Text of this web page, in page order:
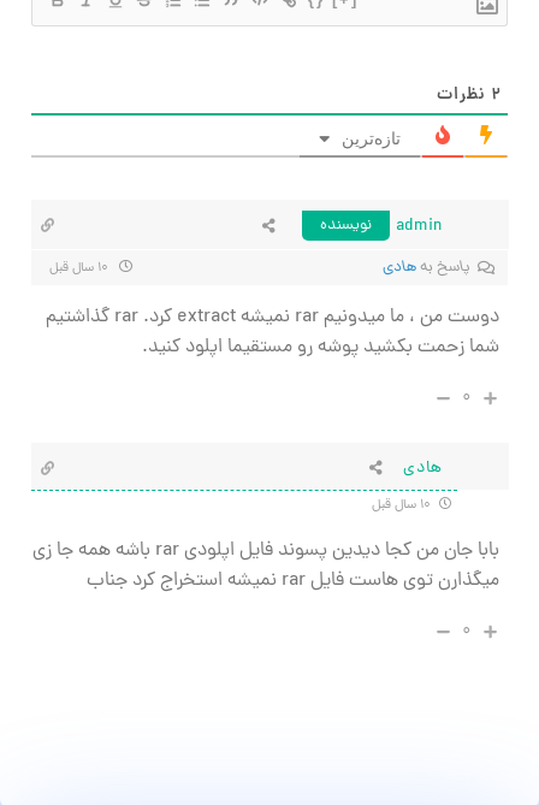
۲ نظرات
تازه‌ترین
admin
نویسنده
پاسخ بههادی
دوست من ، ما میدونیم rar نمیشه extract کرد. rar گذاشتیم
شما زحمت بکشید پوشه رو مستقیما اپلود کنید.
۰
هادی
بابا جان من کجا دیدین پسوند فایل اپلودی rar باشه همه جا زی
میگذارن توی هاست فایل rar نمیشه استخراج کرد جناب
۰